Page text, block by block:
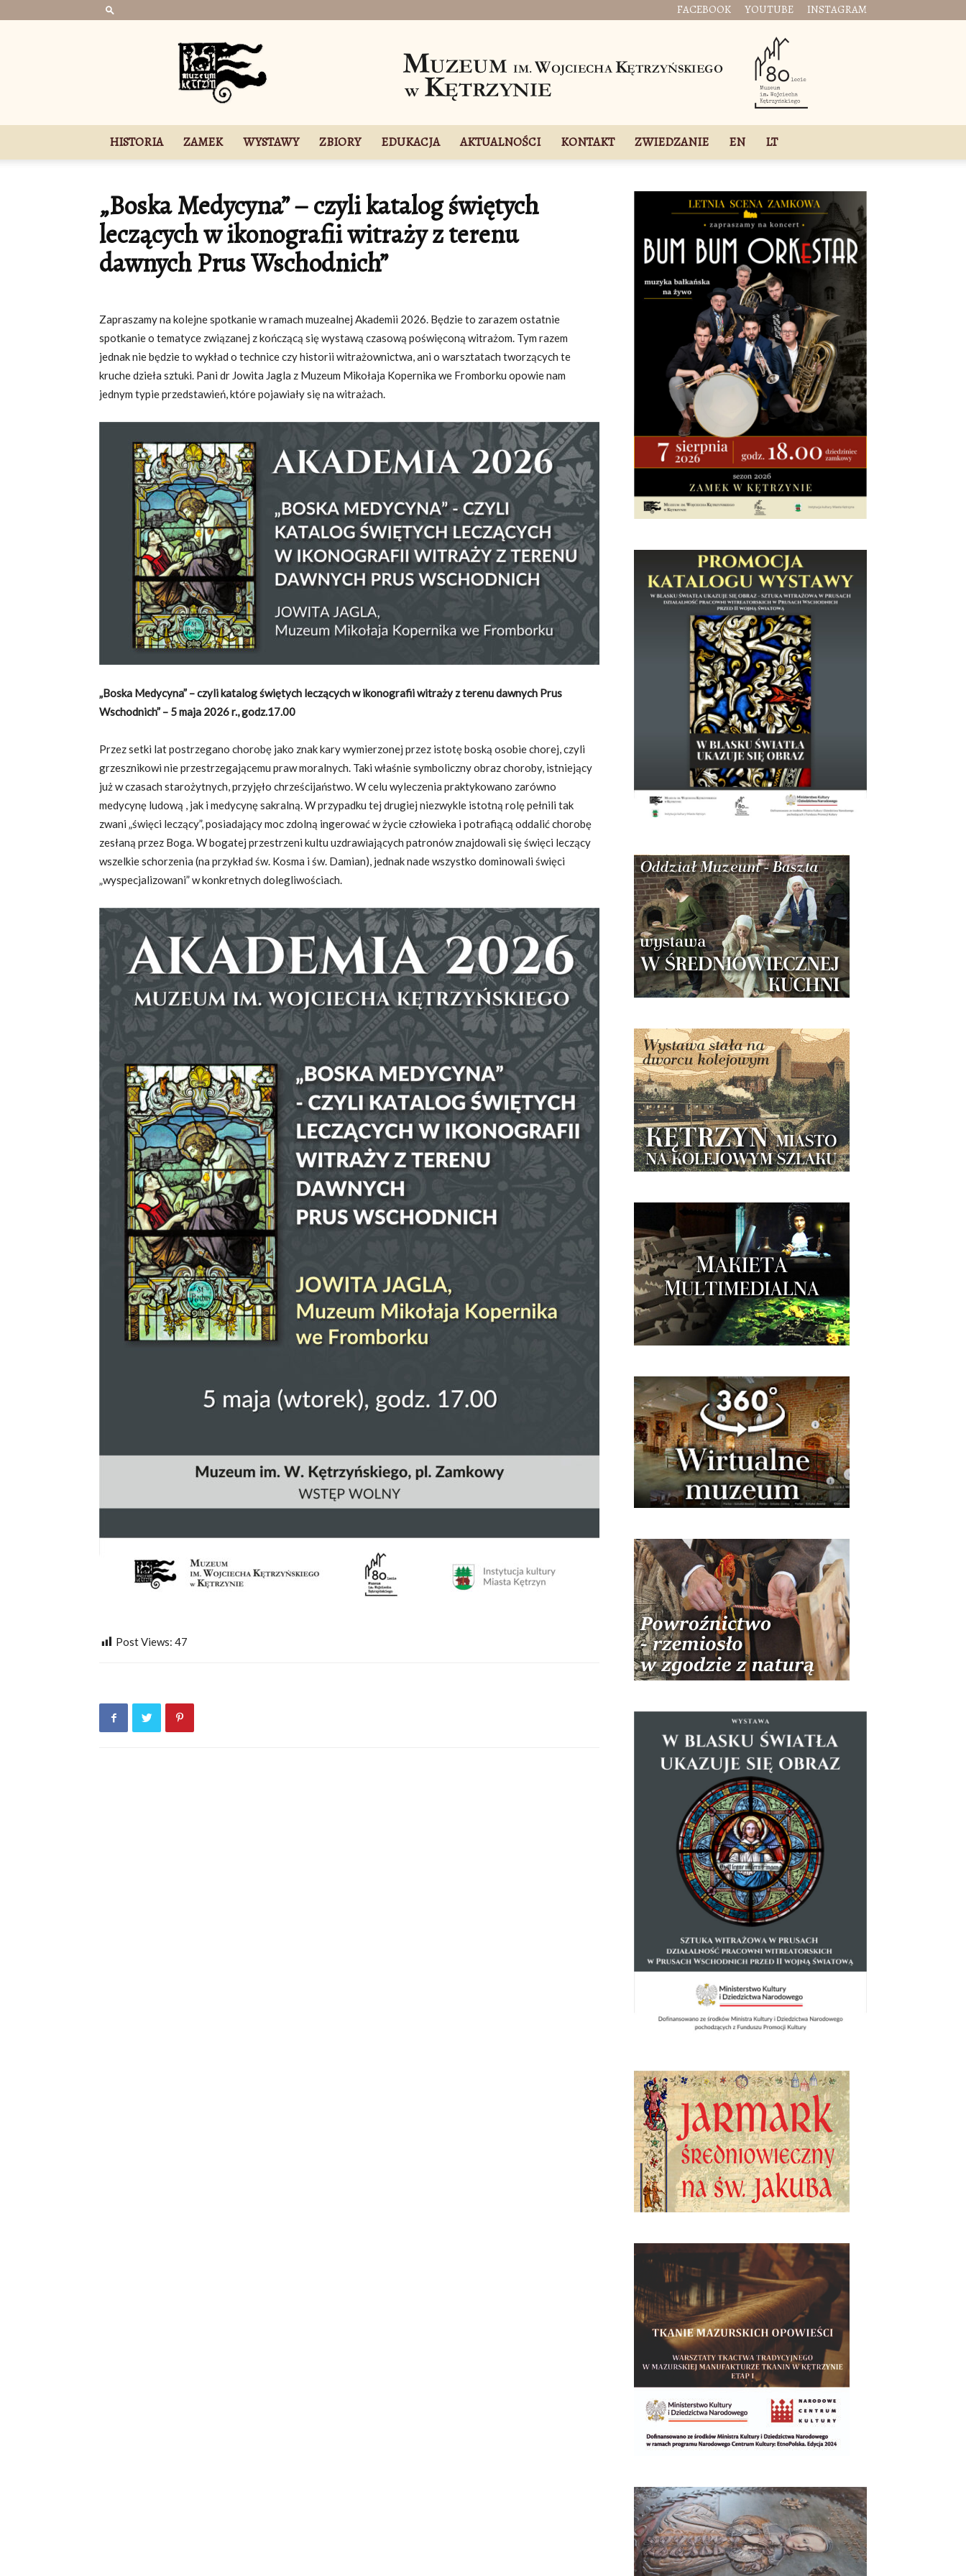
FACEBOOK YOUTUBE INSTAGRAM
HISTORIA ZAMEK WYSTAWY ZBIORY EDUKACJA AKTUALNOŚCI KONTAKT ZWIEDZANIE EN LT
„Boska Medycyna” – czyli katalog świętych
leczących w ikonografii witraży z terenu
dawnych Prus Wschodnich”
Zapraszamy na kolejne spotkanie w ramach muzealnej Akademii 2026. Będzie to zarazem ostatnie
spotkanie o tematyce związanej z kończącą się wystawą czasową poświęconą witrażom. Tym razem
jednak nie będzie to wykład o technice czy historii witrażownictwa, ani o warsztatach tworzących te
kruche dzieła sztuki. Pani dr Jowita Jagla z Muzeum Mikołaja Kopernika we Fromborku opowie nam
jednym typie przedstawień, które pojawiały się na witrażach.
„Boska Medycyna” – czyli katalog świętych leczących w ikonografii witraży z terenu dawnych Prus
Wschodnich” – 5 maja 2026 r., godz.17.00
Przez setki lat postrzegano chorobę jako znak kary wymierzonej przez istotę boską osobie chorej, czyli
grzesznikowi nie przestrzegającemu praw moralnych. Taki właśnie symboliczny obraz choroby, istniejący
już w czasach starożytnych, przyjęło chrześcijaństwo. W celu wyleczenia praktykowano zarówno
medycynę ludową , jak i medycynę sakralną. W przypadku tej drugiej niezwykle istotną rolę pełnili tak
zwani „święci leczący”, posiadający moc zdolną ingerować w życie człowieka i potrafiącą oddalić chorobę
zesłaną przez Boga. W bogatej przestrzeni kultu uzdrawiających patronów znajdowali się święci leczący
wszelkie schorzenia (na przykład św. Kosma i św. Damian), jednak nade wszystko dominowali święci
„wyspecjalizowani” w konkretnych dolegliwościach.
Post Views: 47